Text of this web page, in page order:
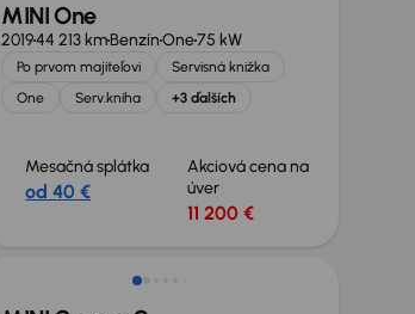
MINI One
201944 213 kmBenzínOne75 kW
Po prvom majiteľovi
Servisná knižka
One
Serv.kniha +3 ďalších
Mesačná splátka
od 40 €
Akciová cena na
úver
11 200 €